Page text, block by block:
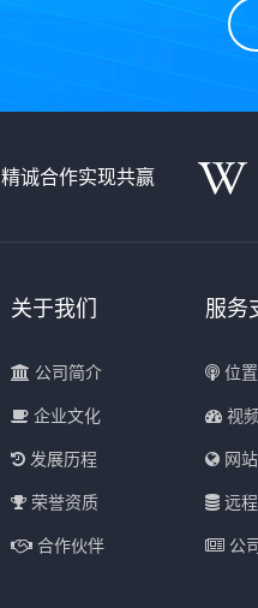
精诚合作实现共赢
关于我们
公司简介
企业文化
发展历程
荣誉资质
合作伙伴
服务
位
视
网
远
公